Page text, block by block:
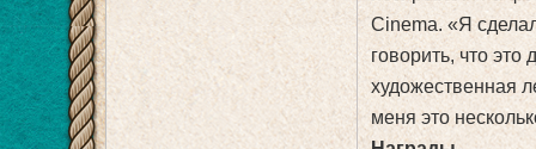
Cinema. «Я
говорить, что
художественная
меня это